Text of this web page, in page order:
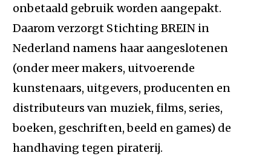
onbetaald gebruik worden aangepakt.
Daarom verzorgt Stichting BREIN in
Nederland namens haar aangeslotenen
(onder meer makers, uitvoerende
kunstenaars, uitgevers, producenten en
distributeurs van muziek, films, series,
boeken, geschriften, beeld en games) de
handhaving tegen piraterij.